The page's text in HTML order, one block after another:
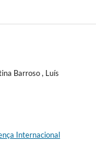
Barroso , Luís
Internacional